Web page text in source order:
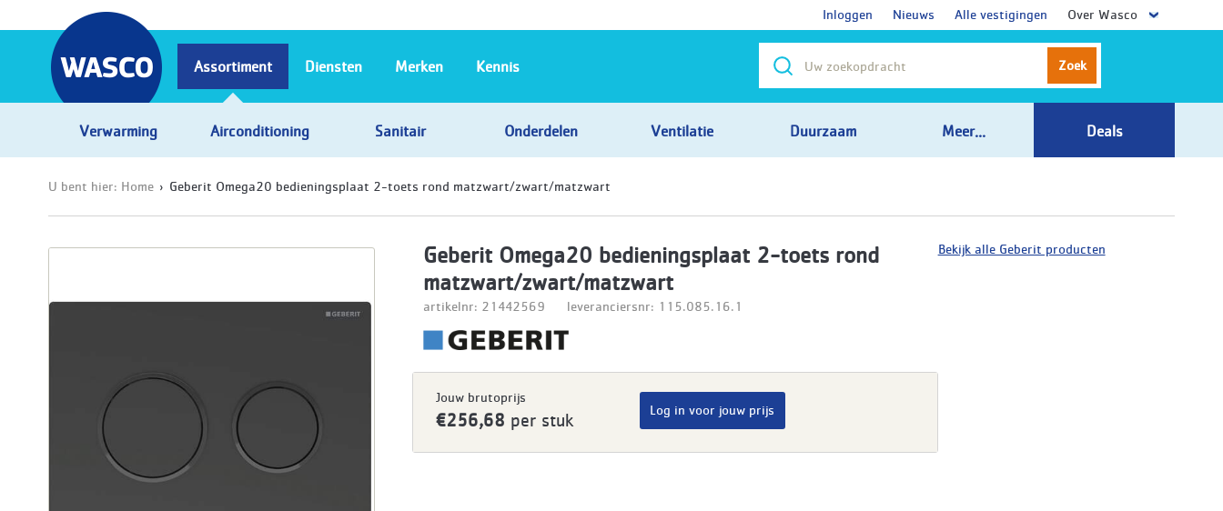
Inloggen Nieuws Alle vestigingen Over Wasco
Zoek
Assortiment
Verwarming Airconditioning Sanitair Onderdelen Ventilatie Duurzaam Meer... Deals
Diensten Merken Kennis
U bent hier: Home Geberit Omega20 bedieningsplaat 2-toets rond matzwart/zwart/matzwart
Geberit Omega20 bedieningsplaat 2-toets rond
matzwart/zwart/matzwart
artikelnr: 21442569 leveranciersnr: 115.085.16.1
Jouw brutoprijs
€256,68 per stuk
Log in voor jouw prijs
Bekijk alle Geberit producten